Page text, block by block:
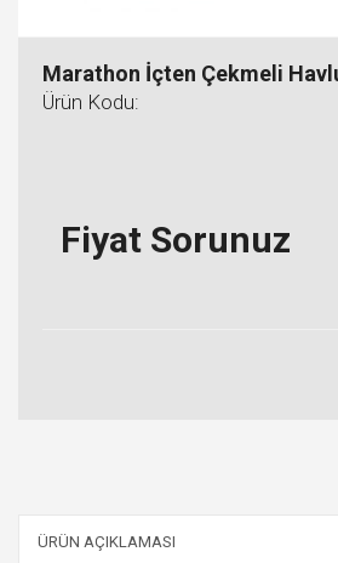
Marathon İçten Çekmeli
Ürün Kodu:
Fiyat Sorunuz
ÜRÜN AÇIKLAMASI